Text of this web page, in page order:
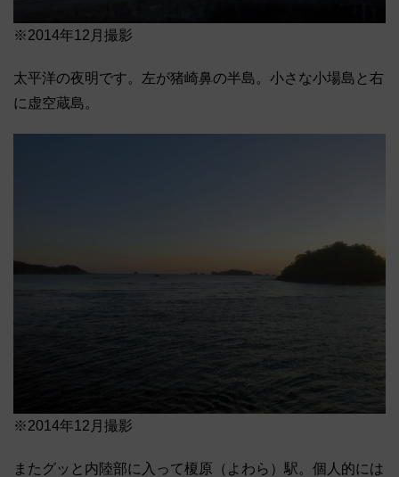
※2014年12月撮影
太平洋の夜明です。左が猪崎鼻の半島。小さな小場島と右
に虚空蔵島。
※2014年12月撮影
またグッと内陸部に入って榎原（よわら）駅。個人的には